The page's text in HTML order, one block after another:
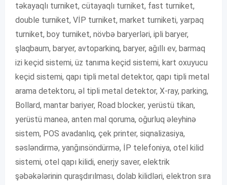
təkayaqlı turniket, cütayaqlı turniket, fast turniket,
double turniket, VİP turniket, market turniketi, yarpaq
turniket, boy turniket, növbə baryerləri, ipli baryer,
şlaqbaum, baryer, avtoparkinq, baryer, ağıllı ev, barmaq
izi keçid sistemi, üz tanıma keçid sistemi, kart oxuyucu
keçid sistemi, qapı tipli metal detektor, qapı tipli metal
arama detektoru, əl tipli metal detektor, X-ray, parking,
Bollard, mantar bariyer, Road blocker, yerüstü tikan,
yerüstü maneə, anten mal qoruma, oğurluq əleyhinə
sistem, POS avadanlıq, çek printer, siqnalizasiya,
səsləndirmə, yanğınsöndürmə, İP telefoniya, otel kilid
sistemi, otel qapı kilidi, enerjy saver, elektrik
şəbəkələrinin quraşdırılması, dolab kilidləri, elektron sıra